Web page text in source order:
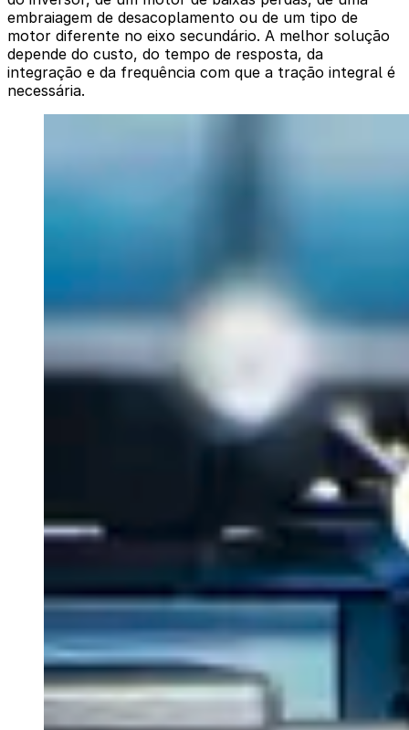
embraiagem de desacoplamento ou de um tipo de
motor diferente no eixo secundário. A melhor solução
depende do custo, do tempo de resposta, da
integração e da frequência com que a tração integral é
necessária.